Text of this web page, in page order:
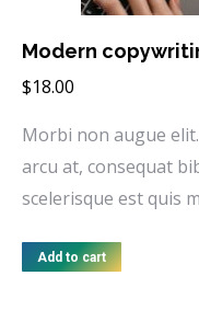
Modern
$18.00
Morbi non augue
arcu at, consequat
scelerisque est quis
Add to cart